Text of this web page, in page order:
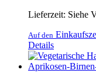
Lieferzeit: Siehe
Auf den
Details